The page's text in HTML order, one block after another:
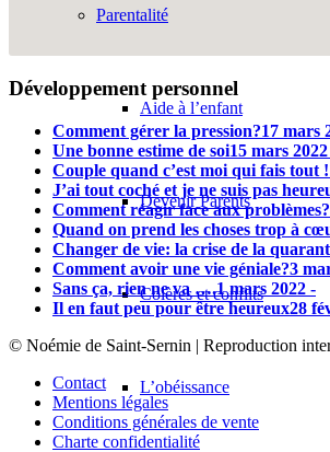
Parentalité
Aide à l’enfant
Devenir Parents
Colères et conflits
L’obéissance
Développement personnel
Comment gérer la pression?17 mars
Une bonne estime de soi15 mars
Couple quand c’est moi qui fais tout !
J’ai tout coché et je ne suis pas
Comment réagir face aux problèmes?
Quand on prend les choses trop à
Changer de vie: la crise de la
Comment avoir une vie géniale?3
Sans ça, rien ne va ….1 mars 2022 -
Il en faut peu pour être heureux28
© Noémie de Saint-Sernin | Reproduction
Contact
Mentions légales
Conditions générales de vente
Charte confidentialité